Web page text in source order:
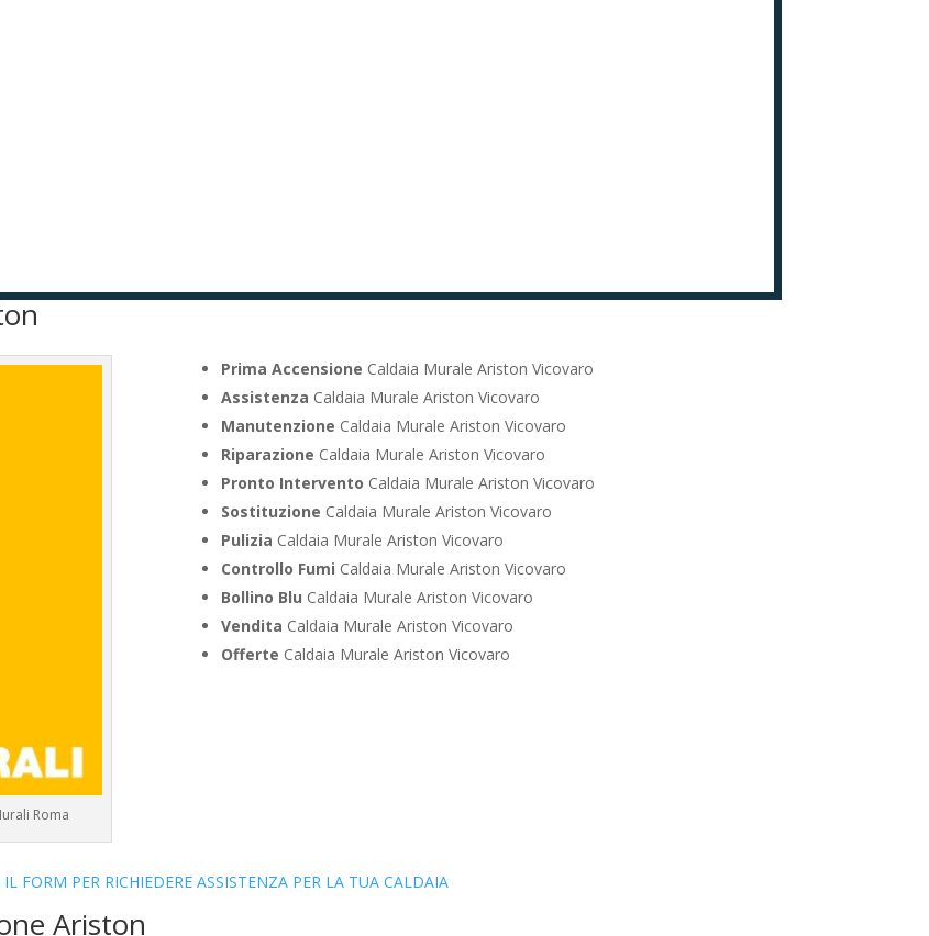
Roma
Prima Accensione Caldaia Murale Ariston Vicovaro
Assistenza Caldaia Murale Ariston Vicovaro
Manutenzione Caldaia Murale Ariston Vicovaro
Riparazione Caldaia Murale Ariston Vicovaro
Pronto Intervento Caldaia Murale Ariston Vicovaro
Sostituzione Caldaia Murale Ariston Vicovaro
Pulizia Caldaia Murale Ariston Vicovaro
Controllo Fumi Caldaia Murale Ariston Vicovaro
Bollino Blu Caldaia Murale Ariston Vicovaro
Vendita Caldaia Murale Ariston Vicovaro
Offerte Caldaia Murale Ariston Vicovaro
FORM PER RICHIEDERE ASSISTENZA PER LA TUA CALDAIA
Ariston